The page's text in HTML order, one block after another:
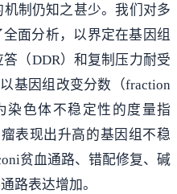
制仍知之甚少。我们对多
面分析，以界定在基因组
（DDR）和复制压力耐受
基因组改变分数（fraction
染色体不稳定性的度量指
表现出升高的基因组不稳
贫血通路、错配修复、碱
路表达增加。